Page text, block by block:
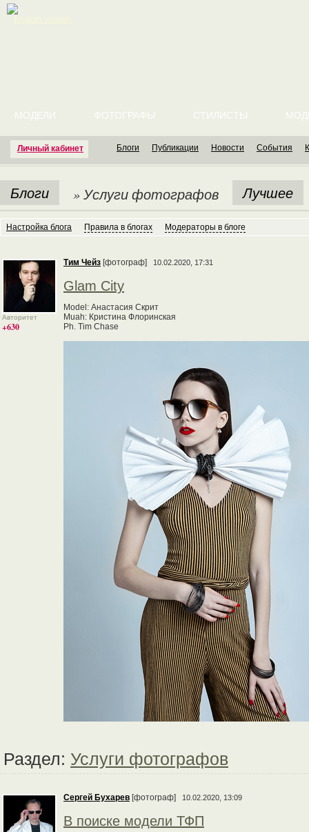
Личный кабинет
МОДЕЛИ ФОТОГРАФЫ СТИЛИСТЫ
Блоги Публикации Новости События
Блоги » Услуги фотографов Лучшее
Настройка блога Правила в блогах Модераторы в блоге
Авторитет
+630
Тим Чейз [фотограф] 10.02.2020, 17:31
Glam City
Model: Анастасия Скрит
Muah: Кристина Флоринская
Ph. Tim Chase
Раздел: Услуги фотографов
Сергей Бухарев [фотограф] 10.02.2020, 13:09
В поиске модели ТФП